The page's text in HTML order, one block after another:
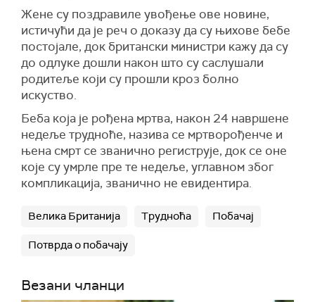
Жене су поздравиле увођење ове новине,
истичући да је реч о доказу да су њихове бебе
постојале, док британски министри кажу да су
до одлуке дошли након што су саслушали
родитеље који су прошли кроз болно
искуство.
Беба која је рођена мртва, након 24 навршене
недеље трудноће, назива се мртворођенче и
њена смрт се званично региструје, док се оне
које су умрле пре те недеље, углавном због
компликација, званично не евидентира.
Велика Британија Трудноћа Побачај
Потврда о побачају
Везани чланци